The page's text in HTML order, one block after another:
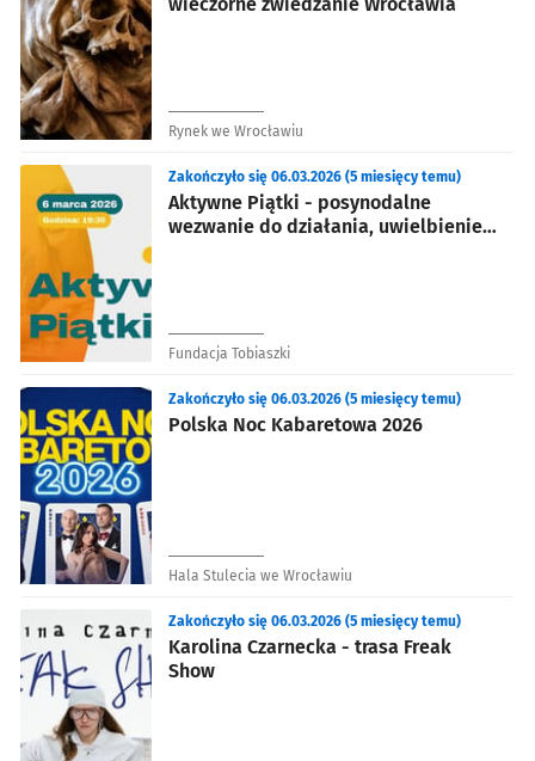
Rynek we Wrocławiu
Aktywne Piątki - posynodalne
wezwanie do działania, uwielbienie,
Zakończyło się 06.03.2026 (5 miesięcy temu)
Fundacja Tobiaszki
Polska Noc Kabaretowa 2026
Zakończyło się 06.03.2026 (5 miesięcy temu)
Hala Stulecia we Wrocławiu
Karolina Czarnecka - trasa Freak
Show
Zakończyło się 06.03.2026 (5 miesięcy temu)